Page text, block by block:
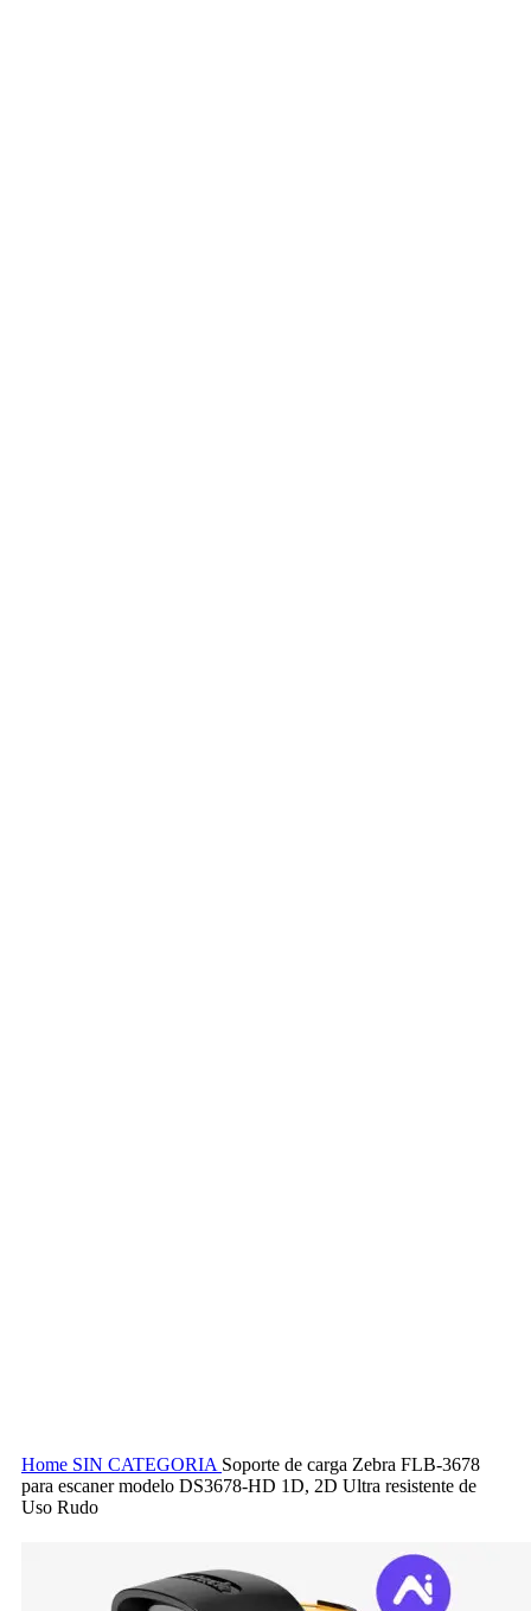
Home SIN CATEGORIA Soporte de carga Zebra FLB-3678
para escaner modelo DS3678-HD 1D, 2D Ultra resistente de
Uso Rudo